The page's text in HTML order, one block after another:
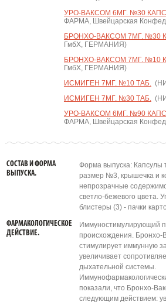
УРО-ВАКСОМ 6МГ. №30
ФАРМА, Швейцарская
БРОНХО-ВАКСОМ 7МГ. №30
ГмбХ, ГЕРМАНИЯ)
БРОНХО-ВАКСОМ 7МГ. №10
ГмбХ, ГЕРМАНИЯ)
ИСМИГЕН 7МГ. №10 ТАБ.
ИСМИГЕН 7МГ. №30 ТАБ.
УРО-ВАКСОМ 6МГ. №90
ФАРМА, Швейцарская
СОСТАВ И ФОРМА
ВЫПУСКА.
Форма выпуска: Капсулы
размер №3, крышечка и
непрозрачные
светло-бежевого цвета.
блистеры (3) - пачки
ФАРМАКОЛОГИЧЕСКОЕ
ДЕЙСТВИЕ.
Иммуностимулирующий
происхождения. Бронхо-
стимулирует иммунную
увеличивает
дыхательной системы.
показали, что Бронхо-
следующим действием: